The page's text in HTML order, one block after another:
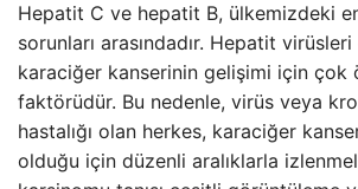
Hepatit C ve hepatit B, ülkemizdeki
sorunları arasındadır. Hepatit
karaciğer kanserinin gelişimi için çok
faktörüdür. Bu nedenle, virüs veya
hastalığı olan herkes, karaciğer
olduğu için düzenli aralıklarla